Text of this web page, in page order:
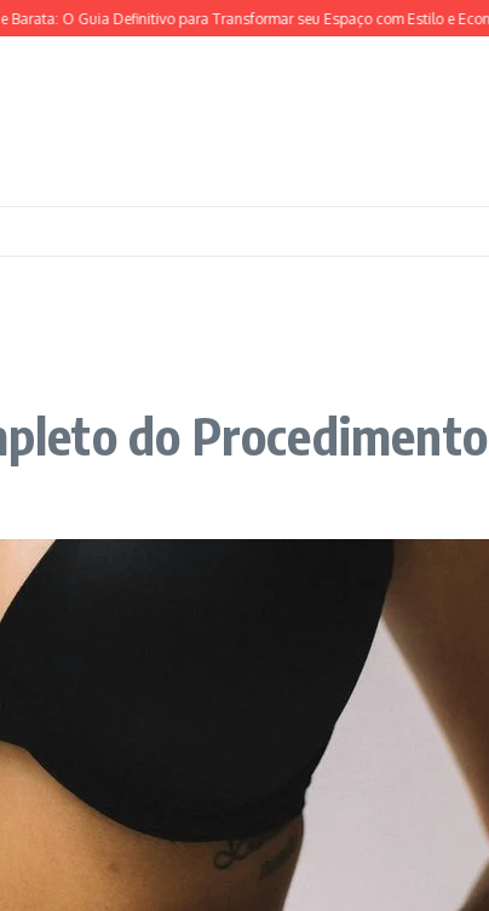
O Guia Definitivo para Transformar seu Espaço com Estilo e Economia
do Procedimento